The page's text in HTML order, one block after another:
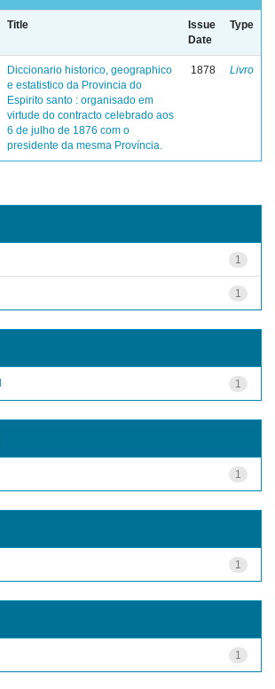
Title
Issue
Date
Type
Diccionario historico, geographico
e estatistico da Provincia do
Espirito santo : organisado em
virtude do contracto celebrado aos
6 de julho de 1876 com o
presidente da mesma Província.
1878 Livro
1
1
1
1
1
1